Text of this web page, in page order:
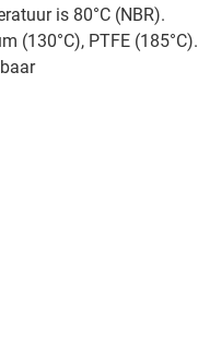
is 80°C (NBR).
(130°C), PTFE (185°C).